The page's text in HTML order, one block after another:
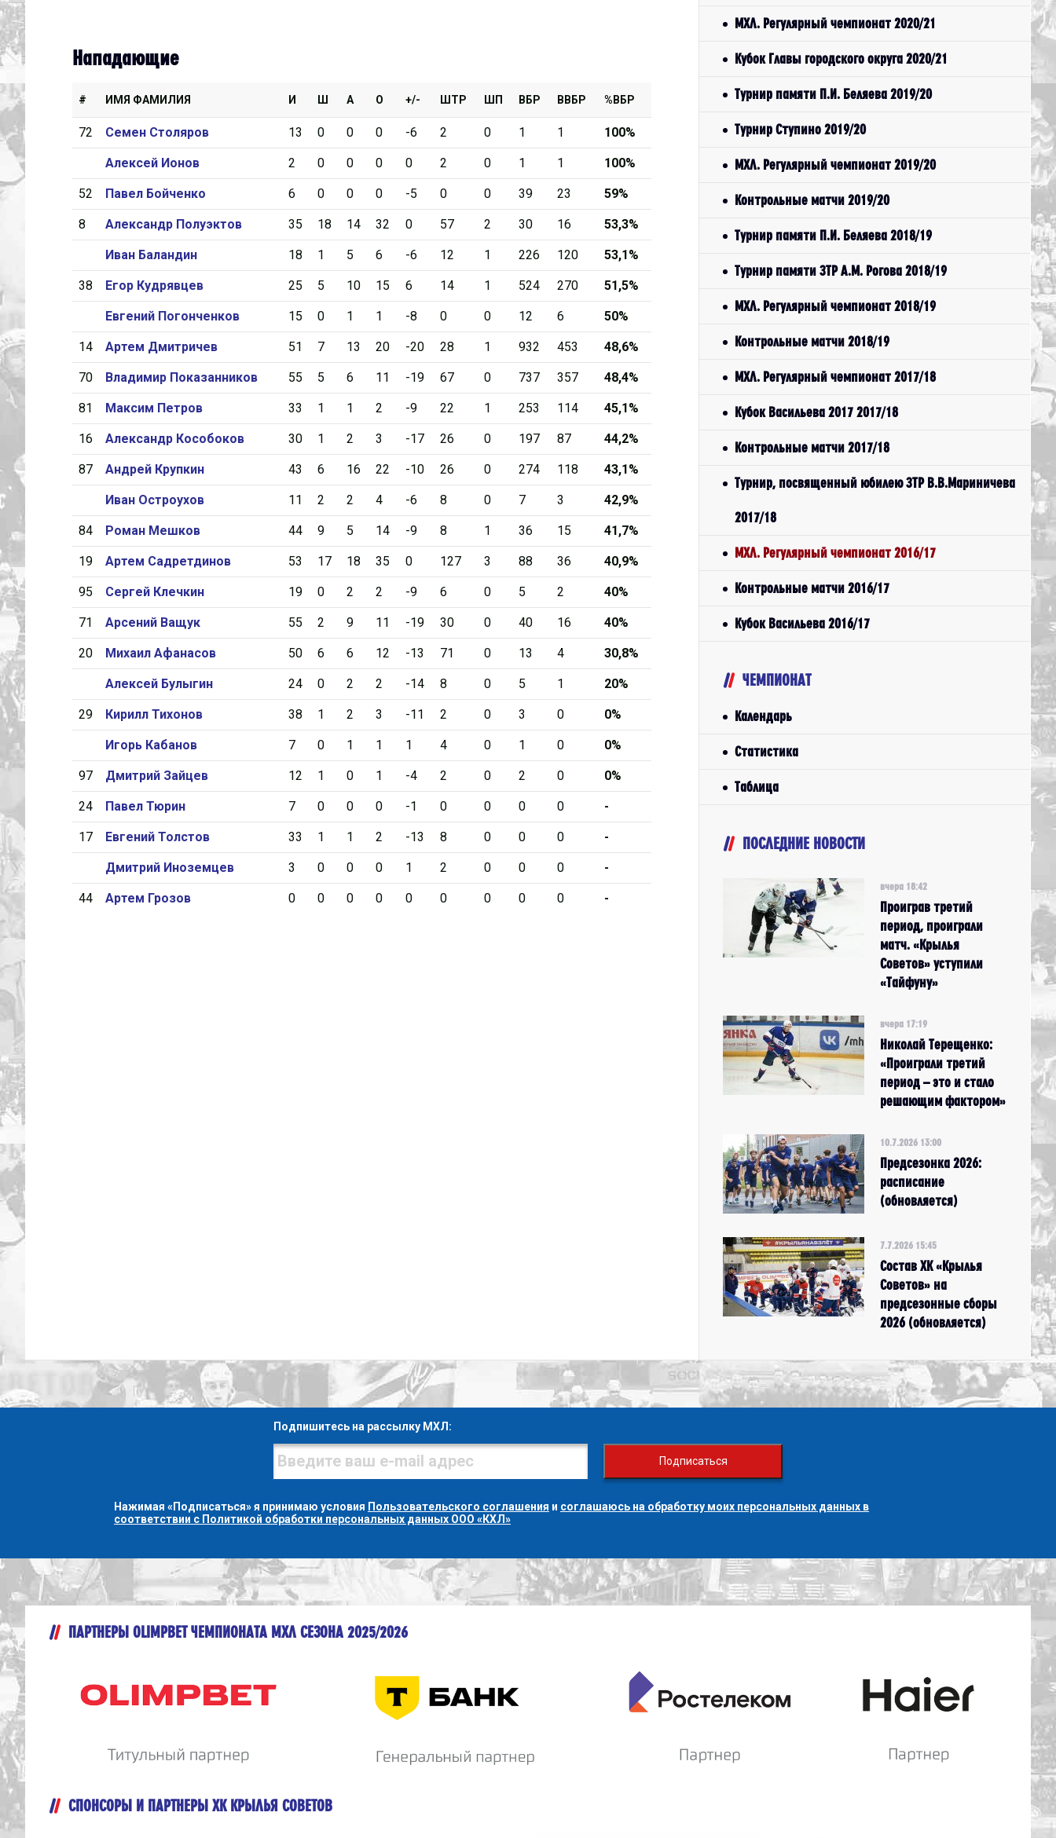
Нападающие
# ИМЯ ФАМИЛИЯ И Ш А О +/- ШТР ШП ВБР ВВБР %ВБР
72 Семен Столяров 13 0 0 0 -6 2 0 1 1 100%
Алексей Ионов 2 0 0 0 0 2 0 1 1 100%
52 Павел Бойченко 6 0 0 0 -5 0 0 39 23 59%
8 Александр Полуэктов 35 18 14 32 0 57 2 30 16 53,3%
Иван Баландин 18 1 5 6 -6 12 1 226 120 53,1%
38 Егор Кудрявцев 25 5 10 15 6 14 1 524 270 51,5%
Евгений Погонченков 15 0 1 1 -8 0 0 12 6 50%
14 Артем Дмитричев 51 7 13 20 -20 28 1 932 453 48,6%
70 Владимир Показанников 55 5 6 11 -19 67 0 737 357 48,4%
81 Максим Петров 33 1 1 2 -9 22 1 253 114 45,1%
16 Александр Кособоков 30 1 2 3 -17 26 0 197 87 44,2%
87 Андрей Крупкин 43 6 16 22 -10 26 0 274 118 43,1%
Иван Остроухов 11 2 2 4 -6 8 0 7 3 42,9%
84 Роман Мешков 44 9 5 14 -9 8 1 36 15 41,7%
19 Артем Садретдинов 53 17 18 35 0 127 3 88 36 40,9%
95 Сергей Клечкин 19 0 2 2 -9 6 0 5 2 40%
71 Арсений Ващук 55 2 9 11 -19 30 0 40 16 40%
20 Михаил Афанасов 50 6 6 12 -13 71 0 13 4 30,8%
Алексей Булыгин 24 0 2 2 -14 8 0 5 1 20%
29 Кирилл Тихонов 38 1 2 3 -11 2 0 3 0 0%
Игорь Кабанов 7 0 1 1 1 4 0 1 0 0%
97 Дмитрий Зайцев 12 1 0 1 -4 2 0 2 0 0%
24 Павел Тюрин 7 0 0 0 -1 0 0 0 0 -
17 Евгений Толстов 33 1 1 2 -13 8 0 0 0 -
Дмитрий Иноземцев 3 0 0 0 1 2 0 0 0 -
44 Артем Грозов 0 0 0 0 0 0 0 0 0 -
МХЛ. Регулярный чемпионат 2020/21
Кубок Главы городского округа 2020/21
Турнир памяти П.И. Беляева 2019/20
Турнир Ступино 2019/20
МХЛ. Регулярный чемпионат 2019/20
Контрольные матчи 2019/20
Турнир памяти П.И. Беляева 2018/19
Турнир памяти ЗТР А.М. Рогова 2018/19
МХЛ. Регулярный чемпионат 2018/19
Контрольные матчи 2018/19
МХЛ. Регулярный чемпионат 2017/18
Кубок Васильева 2017 2017/18
Контрольные матчи 2017/18
Турнир, посвященный юбилею ЗТР В.В.Мариничева
2017/18
МХЛ. Регулярный чемпионат 2016/17
Контрольные матчи 2016/17
Кубок Васильева 2016/17
ЧЕМПИОНАТ
Календарь
Статистика
Таблица
ПОСЛЕДНИЕ НОВОСТИ
вчера 18:42
Проиграв третий
период, проиграли
матч. «Крылья
Советов» уступили
«Тайфуну»
вчера 17:19
Николай Терещенко:
«Проиграли третий
период – это и стало
решающим фактором»
10.7.2026 13:00
Предсезонка 2026:
расписание
(обновляется)
7.7.2026 15:45
Состав ХК «Крылья
Советов» на
предсезонные сборы
2026 (обновляется)
Подпишитесь на рассылку МХЛ:
Подписаться
Нажимая «Подписаться» я принимаю условия Пользовательского соглашения и соглашаюсь на обработку моих персональных данных в
соответствии с Политикой обработки персональных данных ООО «КХЛ»
ПАРТНЕРЫ OLIMPBET ЧЕМПИОНАТА МХЛ СЕЗОНА 2025/2026
СПОНСОРЫ И ПАРТНЕРЫ ХК КРЫЛЬЯ СОВЕТОВ